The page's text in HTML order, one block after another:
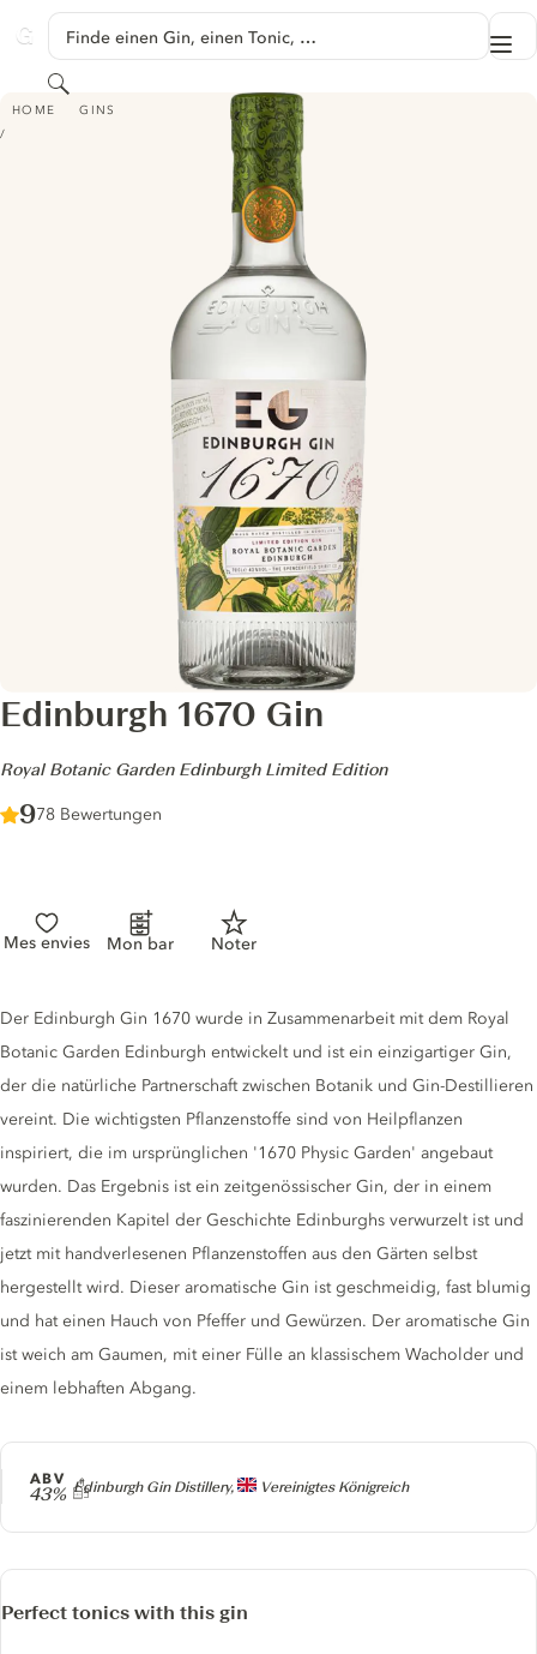
GINVENTORY
Finde einen Gin, einen Tonic, …
Suchen
HOME GINS
EDINBURGH 1670 GIN - ROYAL BOTANIC GARDEN EDINBURGH LIMITED
Edinburgh 1670 Gin
-
Royal Botanic Garden Edinburgh Limited Edition
Score :
9/ 10
78 Bewertungen
Mes envies Mon bar Noter
Producer
Edinburgh Gin Distillery, Vereinigtes Königreich
ABV
43%
Gin description
Der Edinburgh Gin 1670 wurde in Zusammenarbeit mit dem Royal
Botanic Garden Edinburgh entwickelt und ist ein einzigartiger Gin,
der die natürliche Partnerschaft zwischen Botanik und Gin-Destillieren
vereint. Die wichtigsten Pflanzenstoffe sind von Heilpflanzen
inspiriert, die im ursprünglichen '1670 Physic Garden' angebaut
wurden. Das Ergebnis ist ein zeitgenössischer Gin, der in einem
faszinierenden Kapitel der Geschichte Edinburghs verwurzelt ist und
jetzt mit handverlesenen Pflanzenstoffen aus den Gärten selbst
hergestellt wird. Dieser aromatische Gin ist geschmeidig, fast blumig
und hat einen Hauch von Pfeffer und Gewürzen. Der aromatische Gin
ist weich am Gaumen, mit einer Fülle an klassischem Wacholder und
einem lebhaften Abgang.
Perfect tonics with this gin